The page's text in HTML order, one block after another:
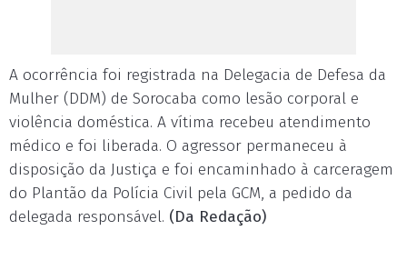
A ocorrência foi registrada na Delegacia de Defesa da
Mulher (DDM) de Sorocaba como lesão corporal e
violência doméstica. A vítima recebeu atendimento
médico e foi liberada. O agressor permaneceu à
disposição da Justiça e foi encaminhado à carceragem
do Plantão da Polícia Civil pela GCM, a pedido da
delegada responsável. (Da Redação)